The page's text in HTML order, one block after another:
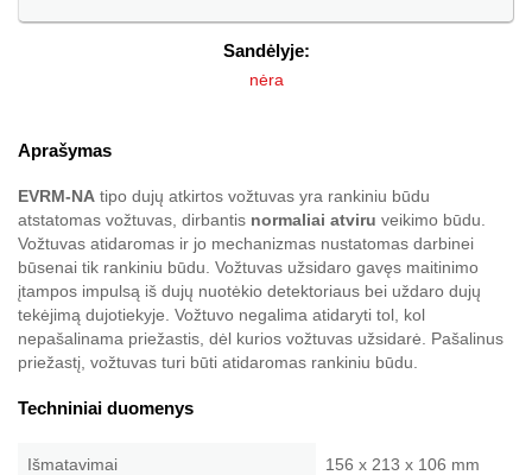
Sandėlyje:
nėra
Aprašymas
EVRM-NA tipo dujų atkirtos vožtuvas yra rankiniu būdu
atstatomas vožtuvas, dirbantis normaliai atviru veikimo būdu.
Vožtuvas atidaromas ir jo mechanizmas nustatomas darbinei
būsenai tik rankiniu būdu. Vožtuvas užsidaro gavęs maitinimo
įtampos impulsą iš dujų nuotėkio detektoriaus bei uždaro dujų
tekėjimą dujotiekyje. Vožtuvo negalima atidaryti tol, kol
nepašalinama priežastis, dėl kurios vožtuvas užsidarė. Pašalinus
priežastį, vožtuvas turi būti atidaromas rankiniu būdu.
Techniniai duomenys
Išmatavimai 156 x 213 x 106 mm